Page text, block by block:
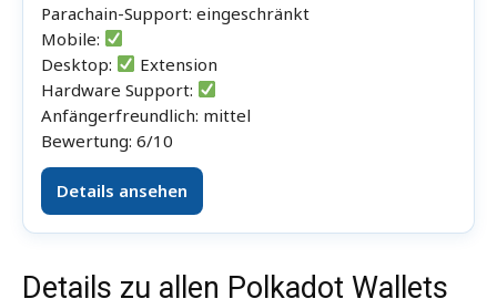
Parachain-Support: eingeschränkt
Mobile:
Desktop:
Extension
Hardware Support:
Anfängerfreundlich: mittel
Bewertung: 6/10
Details ansehen
Details zu allen Polkadot Wallets